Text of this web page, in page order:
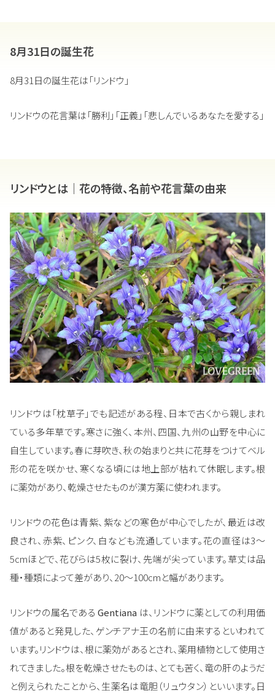
8月31日の誕生花
8月31日の誕生花は「リンドウ」
リンドウの花言葉は「勝利」「正義」「悲しんでいるあなたを愛する」
リンドウとは｜花の特徴、名前や花言葉の由来
リンドウは「枕草子」でも記述がある程、日本で古くから親しまれ
ている多年草です。寒さに強く、本州、四国、九州の山野を中心に
自生しています。春に芽吹き、秋の始まりと共に花芽をつけてベル
形の花を咲かせ、寒くなる頃には地上部が枯れて休眠します。根
に薬効があり、乾燥させたものが漢方薬に使われます。
リンドウの花色は青紫、紫などの寒色が中心でしたが、最近は改
良され、赤紫、ピンク、白なども流通しています。花の直径は3～
5cmほどで、花びらは5枚に裂け、先端が尖っています。草丈は品
種・種類によって差があり、20～100cmと幅があります。
リンドウの属名であるGentiana は、リンドウに薬としての利用価
値があると発見した、ゲンチアナ王の名前に由来するといわれて
います。リンドウは、根に薬効があるとされ、薬用植物として使用さ
れてきました。根を乾燥させたものは、とても苦く、竜の肝のようだ
と例えられたことから、生薬名は竜胆（リュウタン）といいます。日